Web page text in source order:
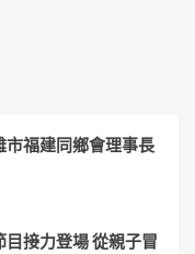
市福建同鄉會理事長
目接力登場 從親子冒